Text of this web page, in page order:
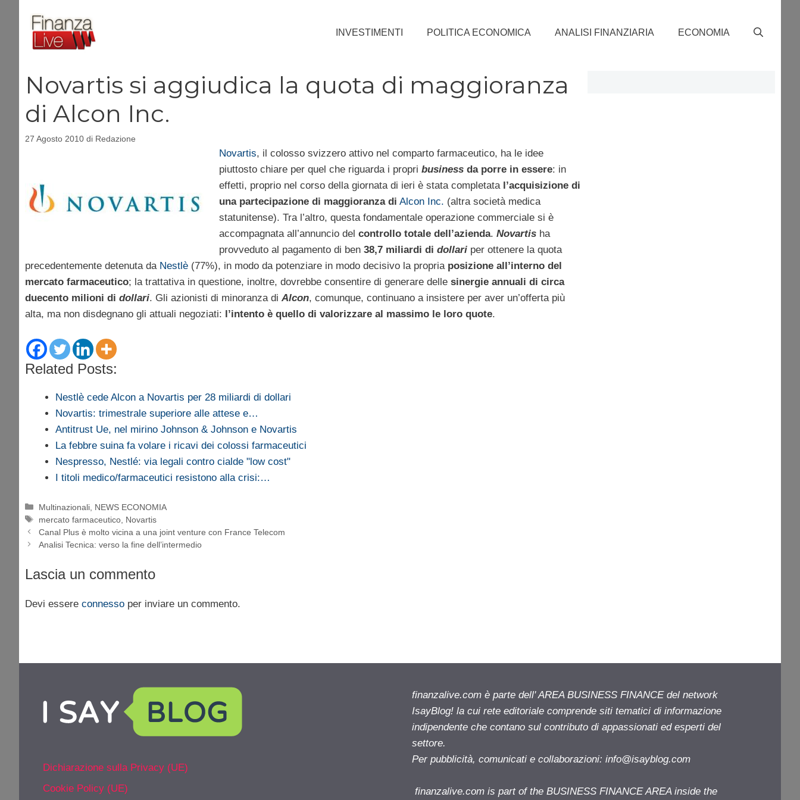
contenuto
INVESTIMENTI POLITICA ECONOMICA ANALISI FINANZIARIA ECONOMIA
Novartis si aggiudica la quota di maggioranza
di Alcon Inc.
27 Agosto 2010 di Redazione
Novartis, il colosso svizzero attivo nel comparto farmaceutico, ha le idee
piuttosto chiare per quel che riguarda i propri businessda porre in essere: in
effetti, proprio nel corso della giornata di ieri è stata completata l’acquisizione di
una partecipazione di maggioranza di Alcon Inc. (altra società medica
statunitense). Tra l’altro, questa fondamentale operazione commerciale si è
accompagnata all’annuncio del controllo totale dell’azienda. Novartisha
provveduto al pagamento di ben 38,7 miliardi di dollariper ottenere la quota
precedentemente detenuta da Nestlè (77%), in modo da potenziare in modo decisivo la propria posizione all’interno del
mercato farmaceutico; la trattativa in questione, inoltre, dovrebbe consentire di generare delle sinergie annuali di circa
duecento milioni di dollari. Gli azionisti di minoranza di Alcon, comunque, continuano a insistere per aver un’offerta più
alta, ma non disdegnano gli attuali negoziati: l’intento è quello di valorizzare al massimo le loro quote.
Related Posts:
Nestlè cede Alcon a Novartis per 28 miliardi di dollari
Novartis: trimestrale superiore alle attese e…
Antitrust Ue, nel mirino Johnson & Johnson e Novartis
La febbre suina fa volare i ricavi dei colossi farmaceutici
Nespresso, Nestlé: via legali contro cialde "low cost"
I titoli medico/farmaceutici resistono alla crisi:…
Categorie
Multinazionali NEWS ECONOMIA
Tag
mercato farmaceutico Novartis
Canal Plus è molto vicina a una joint venture con France Telecom
Analisi Tecnica: verso la fine dell’intermedio
Lascia un commento
Devi essere connesso per inviare un commento.
Dichiarazione sulla Privacy (UE)
Cookie Policy (UE)
finanzalive.com è parte dell' AREA BUSINESS FINANCE del network
IsayBlog! la cui rete editoriale comprende siti tematici di informazione
indipendente che contano sul contributo di appassionati ed esperti del
settore.
Per pubblicità, comunicati e collaborazioni: info@isayblog.com
finanzalive.com is part of the BUSINESS FINANCE AREA inside the